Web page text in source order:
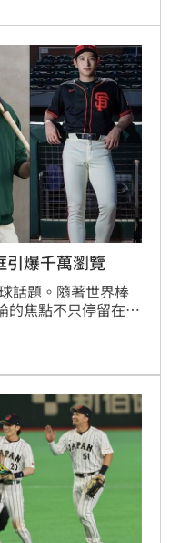
引爆千萬瀏覽
話題。隨著世界棒
的焦點不只停留在場
長的貼文在社群平